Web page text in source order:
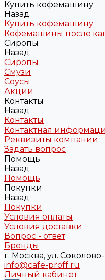
Купить кофемашину
Назад
Купить кофемашину
Кофемашины после
Сиропы
Назад
Сиропы
Смузи
Соусы
Акции
Контакты
Назад
Контакты
Контактная
Реквизиты компании
Задать вопрос
Помощь
Назад
Помощь
Покупки
Назад
Покупки
Условия оплаты
Условия доставки
Вопрос - ответ
Бренды
г. Москва, ул.
info@cafe-proff.ru
Личный кабинет